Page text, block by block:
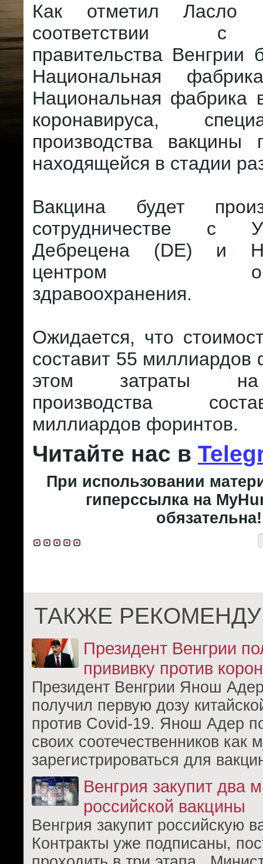
Как отметил Ласло
соответствии с
правительства Венгрии
Национальная
Национальная фабрика
коронавируса,
производства вакцины
находящейся в стадии
Вакцина будет
сотрудничестве с
Дебрецена (DE) и
центром
здравоохранения.
Ожидается, что
составит 55 миллиардов
этом затраты на
производства
миллиардов форинтов.
Читайте нас в
При использовании
гиперссылка на
обязательна!
ТАКЖЕ
Президент Венгрии
прививку против
Президент Венгрии Янош
получил первую дозу
против Covid-19. Янош Адер
своих соотечественников как
зарегистрироваться для
Венгрия закупит два
российской вакцины
Венгрия закупит российскую
Контракты уже подписаны,